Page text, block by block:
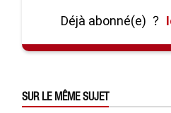
Déjà abonné(e) ?
SUR LE MÊME SUJET